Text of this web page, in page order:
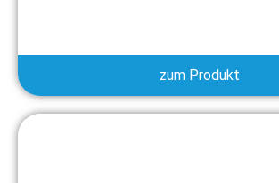
zum Produkt